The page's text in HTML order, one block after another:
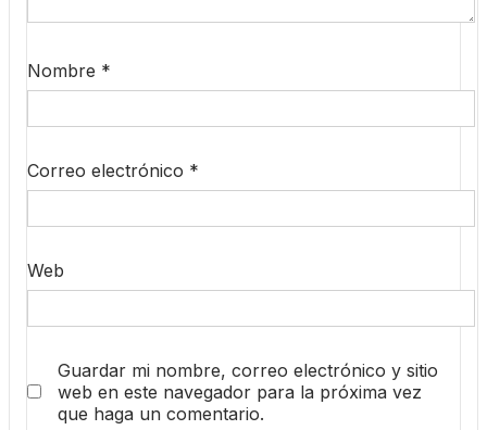
Nombre *
Correo electrónico *
Web
Guardar mi nombre, correo electrónico y sitio
web en este navegador para la próxima vez
que haga un comentario.